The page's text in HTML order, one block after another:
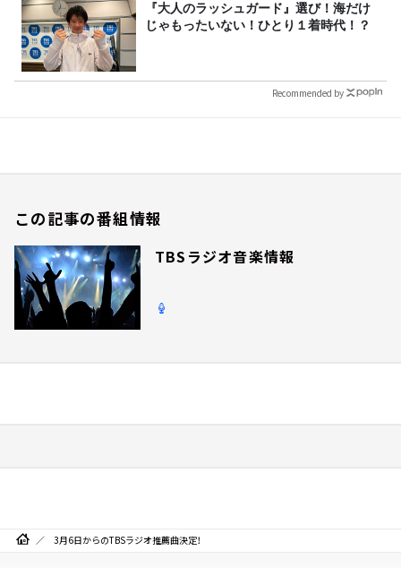
『大人のラッシュガード』選び！海だけ
じゃもったいない！ひとり１着時代！？
Recommended by
この記事の番組情報
TBSラジオ音楽情報
3月6日からのTBSラジオ推薦曲決定！